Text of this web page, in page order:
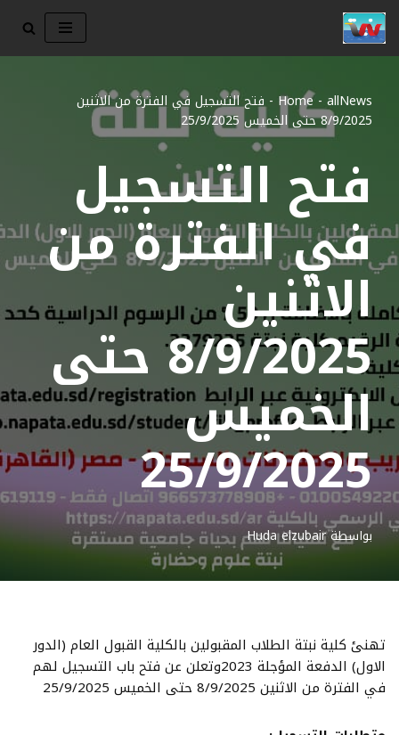
تخطى
المحتوى
Home- allNews
-فتح التسجيل في الفترة من الاثنين
8/9/2025 حتى الخميس 25/9/2025
فتح التسجيل
في الفترة من
الاثنين
8/9/2025 حتى
الخميس
25/9/2025
بواسطةHuda elzubair
تهنئ كلية نبتة الطلاب المقبولين بالكلية القبول العام (الدور
الاول) الدفعة المؤجلة 2023وتعلن عن فتح باب التسجيل لهم
في الفترة من الاثنين 8/9/2025 حتى الخميس 25/9/2025